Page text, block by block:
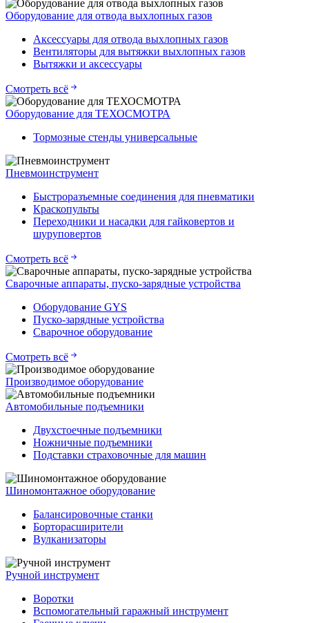
Оборудование для отвода выхлопных газов
Аксессуары для отвода выхлопных газов
Вентиляторы для вытяжки выхлопных газов
Вытяжки и аксессуары
Смотреть всё
Оборудование для ТЕХОСМОТРА
Тормозные стенды универсальные
Пневмоинструмент
Быстроразъемные соединения для пневматики
Краскопульты
Переходники и насадки для гайковертов и
шуруповертов
Смотреть всё
Сварочные аппараты, пуско-зарядные устройства
Оборудование GYS
Пуско-зарядные устройства
Сварочное оборудование
Смотреть всё
Производимое оборудование
Автомобильные подъемники
Двухстоечные подъемники
Ножничные подъемники
Подставки страховочные для машин
Шиномонтажное оборудование
Балансировочные станки
Борторасширители
Вулканизаторы
Ручной инструмент
Воротки
Вспомогательный гаражный инструмент